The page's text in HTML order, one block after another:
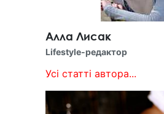
Алла Лисак
Lifestyle-редактор
Усі статті автора...